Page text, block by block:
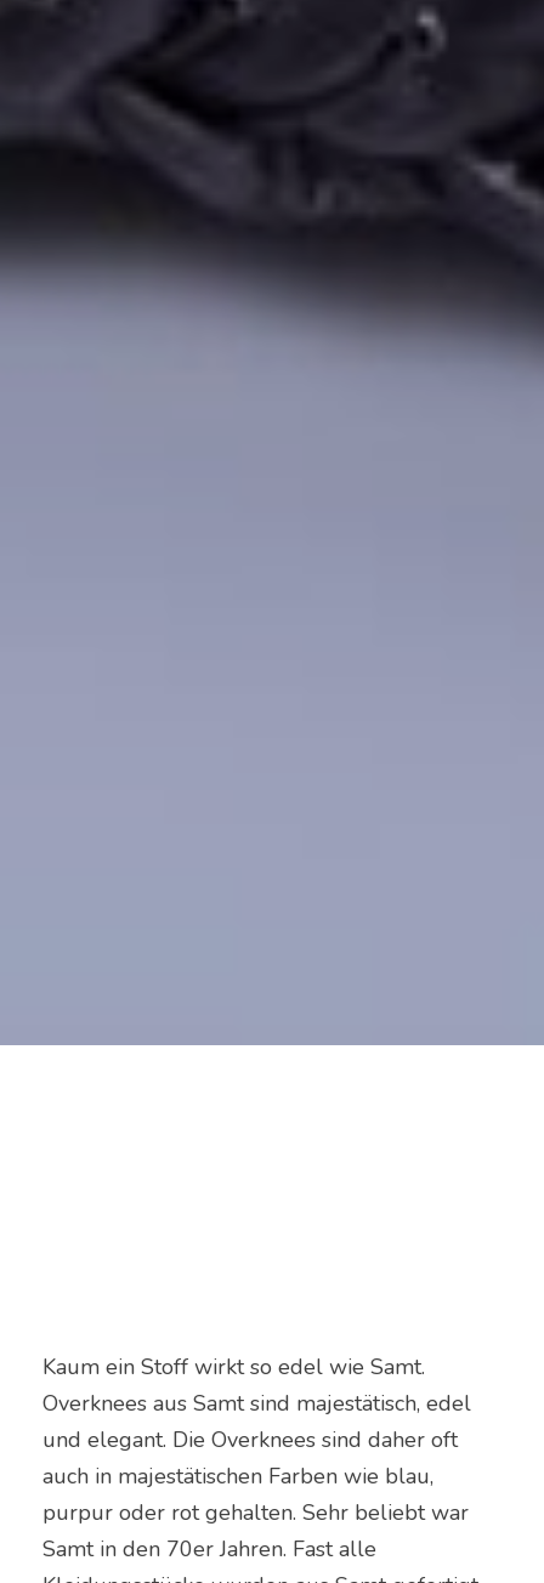
Kaum ein Stoff wirkt so edel wie Samt.
Overknees aus Samt sind majestätisch, edel
und elegant. Die Overknees sind daher oft
auch in majestätischen Farben wie blau,
purpur oder rot gehalten. Sehr beliebt war
Samt in den 70er Jahren. Fast alle